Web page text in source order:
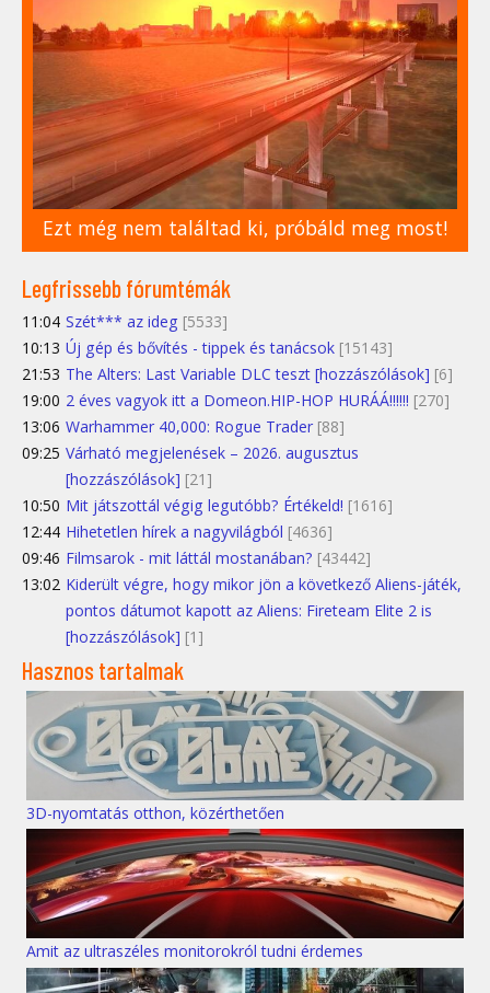
Ezt még nem találtad ki, próbáld meg most!
Legfrissebb fórumtémák
11:04 Szét*** az ideg [5533]
10:13 Új gép és bővítés - tippek és tanácsok [15143]
21:53 The Alters: Last Variable DLC teszt [hozzászólások] [6]
19:00 2 éves vagyok itt a Domeon.HIP-HOP HURÁÁ!!!!!! [270]
13:06 Warhammer 40,000: Rogue Trader [88]
09:25 Várható megjelenések – 2026. augusztus
[hozzászólások] [21]
10:50 Mit játszottál végig legutóbb? Értékeld! [1616]
12:44 Hihetetlen hírek a nagyvilágból [4636]
09:46 Filmsarok - mit láttál mostanában? [43442]
13:02 Kiderült végre, hogy mikor jön a következő Aliens-játék,
pontos dátumot kapott az Aliens: Fireteam Elite 2 is
[hozzászólások] [1]
Hasznos tartalmak
3D-nyomtatás otthon, közérthetően
Amit az ultraszéles monitorokról tudni érdemes